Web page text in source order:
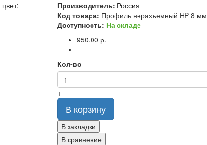
Производитель: Россия
Код товара: Профиль неразъемный HP 8
Доступность: На складе
950.00 р.
Кол-во -
+
В корзину
В закладки
В сравнение